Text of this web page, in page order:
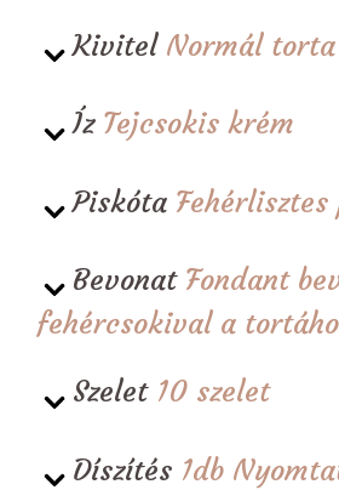
Kivitel Normál torta
Íz Tejcsokis krém
Piskóta
Bevonat Fondant
fehércsokival a
Szelet 10 szelet
Díszítés 1db